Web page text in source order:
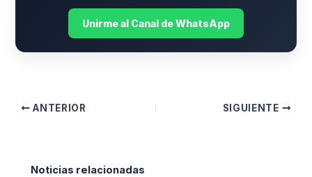
Unirme al Canal de WhatsApp
ANTERIOR SIGUIENTE
Noticias relacionadas